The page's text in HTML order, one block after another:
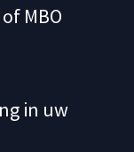
MBO
in uw